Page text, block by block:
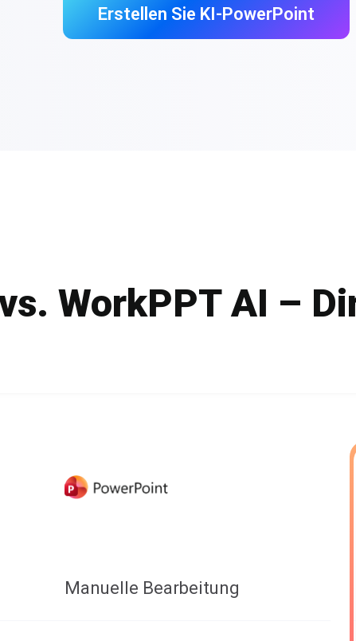
Erstellen Sie KI-PowerPoint
WorkPPT AI –
Manuelle Bearbeitung